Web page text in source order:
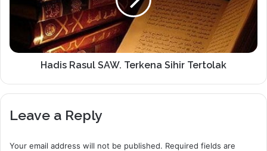
Hadis Rasul SAW. Terkena Sihir Tertolak
Leave a Reply
Your email address will not be published. Required fields are